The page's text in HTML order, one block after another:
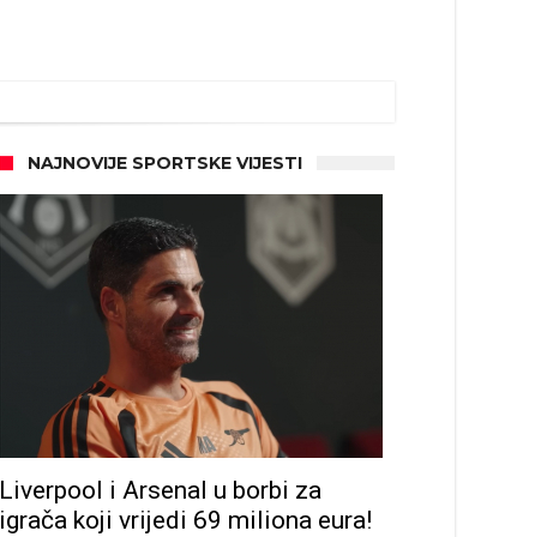
NAJNOVIJE SPORTSKE VIJESTI
Liverpool i Arsenal u borbi za
igrača koji vrijedi 69 miliona eura!